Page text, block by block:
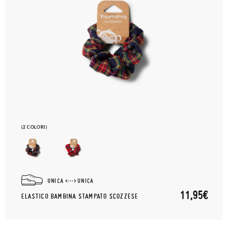
(2 COLORI)
UNICA UNICA
ELASTICO BAMBINA STAMPATO SCOZZESE 11,95€